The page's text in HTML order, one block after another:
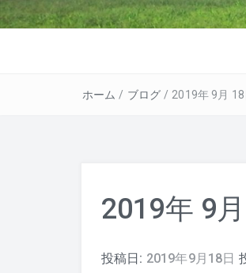
ホーム / ブログ / 2019年 9月
2019年 9
投稿日: 2019年9月18日